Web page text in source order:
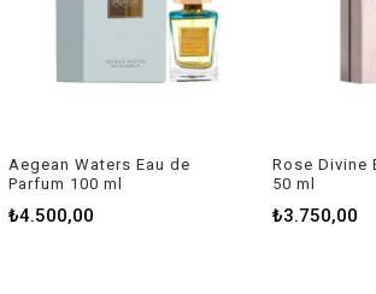
Aegean Waters Eau de
Parfum 100 ml
₺4.500,00
Rose Divine
50 ml
₺3.750,00